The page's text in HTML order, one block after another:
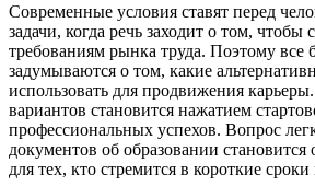
Современные условия ставят перед
задачи, когда речь заходит о том, чтобы
требованиям рынка труда. Поэтому все
задумываются о том, какие
использовать для продвижения
вариантов становится нажатием
профессиональных успехов. Вопрос
документов об образовании
для тех, кто стремится в короткие